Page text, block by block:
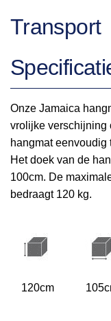
Transport
Onze Jamaica
vrolijke verschijning
hangmat eenvoudig
Het doek van de
100cm. De
bedraagt 120 kg.
120cm